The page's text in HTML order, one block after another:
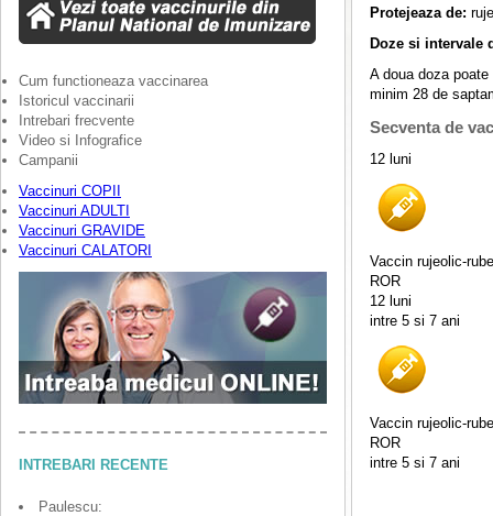
Cum functioneaza vaccinarea
Istoricul vaccinarii
Intrebari frecvente
Video si Infografice
Campanii
Vaccinuri COPII
Vaccinuri ADULTI
Vaccinuri GRAVIDE
Vaccinuri CALATORI
INTREBARI RECENTE
Paulescu:
Protejeaza de:
Doze si intervale
A doua doza
minim 28 de
Secventa de
12 luni
Vaccin rujeolic-
ROR
12 luni
intre 5 si 7 ani
Vaccin rujeolic-
ROR
intre 5 si 7 ani